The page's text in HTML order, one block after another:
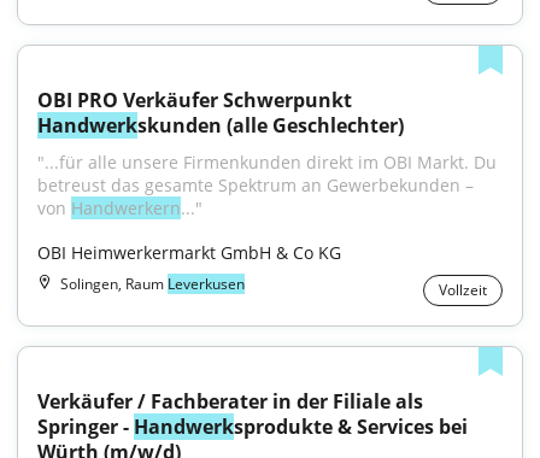
Handwerkskunden (alle Geschlechter)
"...für alle unsere Firmenkunden direkt im OBI Markt. Du
betreust das gesamte Spektrum an Gewerbekunden –
von Handwerkern..."
OBI Heimwerkermarkt GmbH & Co KG
Solingen, Raum Leverkusen Vollzeit
Verkäufer / Fachberater in der Filiale als
Springer - Handwerksprodukte & Services bei
Würth (m/w/d)